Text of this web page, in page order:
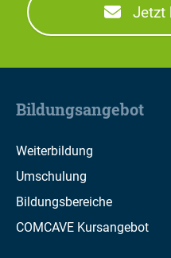
Jetzt
Bildungsangebot
Weiterbildung
Umschulung
Bildungsbereiche
COMCAVE Kursangebot